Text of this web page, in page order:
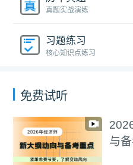
真题实战演练
习题练习
核心知识点练习
免费试听
年经济师新大纲动向
考重点（讲师：李碧
免费试听